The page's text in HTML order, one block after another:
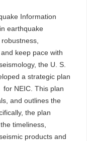
Information
earthquake
keep pace with
the U. S.
a strategic plan
NEIC. This plan
and outlines the
the plan
timeliness,
products and